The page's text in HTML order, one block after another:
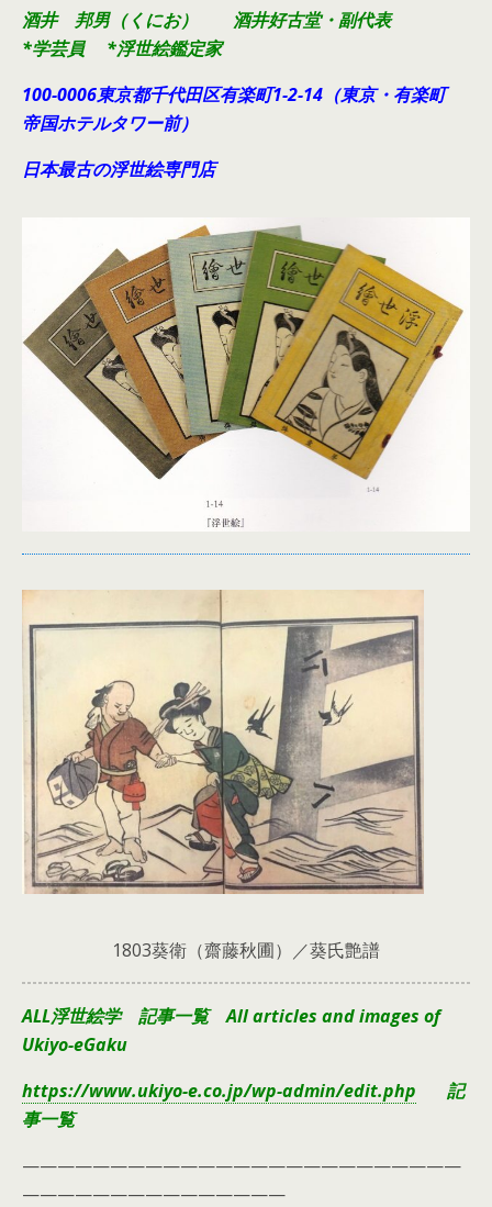
酒井 邦男（くにお） 酒井好古堂・副代表
*学芸員 *浮世絵鑑定家
100-0006東京都千代田区有楽町1-2-14（東京・有楽町
帝国ホテルタワー前）
日本最古の浮世絵専門店
1803葵衛（齋藤秋圃）／葵氏艶譜
ALL浮世絵学 記事一覧 All articles and images of
Ukiyo-eGaku
https://www.ukiyo-e.co.jp/wp-admin/edit.php 記
事一覧
—————————————————————————
———————————————